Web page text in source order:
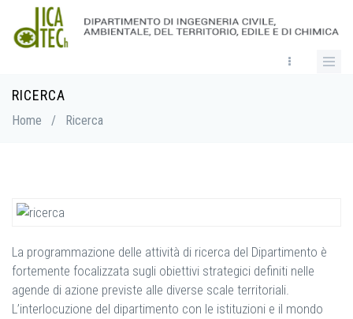
main
RICERCA
Breadcrumb
Home / Ricerca
La programmazione delle attività di ricerca del Dipartimento è
fortemente focalizzata sugli obiettivi strategici definiti nelle
agende di azione previste alle diverse scale territoriali.
L’interlocuzione del dipartimento con le istituzioni e il mondo